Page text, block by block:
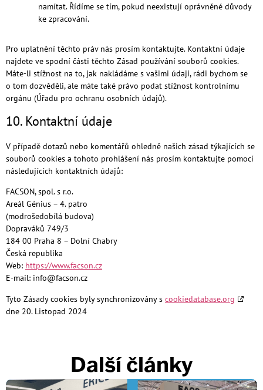
namítat. Řídíme se tím, pokud neexistují oprávněné důvody
ke zpracování.
Pro uplatnění těchto práv nás prosím kontaktujte. Kontaktní údaje
najdete ve spodní části těchto Zásad používání souborů cookies.
Máte-li stížnost na to, jak nakládáme s vašimi údaji, rádi bychom se
o tom dozvěděli, ale máte také právo podat stížnost kontrolnímu
orgánu (Úřadu pro ochranu osobních údajů).
10. Kontaktní údaje
V případě dotazů nebo komentářů ohledně našich zásad týkajících se
souborů cookies a tohoto prohlášení nás prosím kontaktujte pomocí
následujících kontaktních údajů:
FACSON, spol. s r.o.
Areál Génius – 4. patro
(modrošedobílá budova)
Dopraváků 749/3
184 00 Praha 8 – Dolní Chabry
Česká republika
Web: https://www.facson.cz
E-mail: info@facson.cz
Tyto Zásady cookies byly synchronizovány s cookiedatabase.org
dne 20. Listopad 2024
Další články